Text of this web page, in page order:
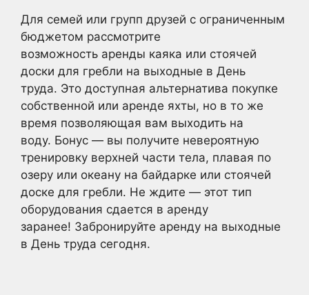
Для семей или групп друзей с ограниченным
бюджетом рассмотрите
возможность аренды каяка или стоячей
доски для гребли на выходные в День
труда. Это доступная альтернатива покупке
собственной или аренде яхты, но в то же
время позволяющая вам выходить на
воду. Бонус — вы получите невероятную
тренировку верхней части тела, плавая по
озеру или океану на байдарке или стоячей
доске для гребли. Не ждите — этот тип
оборудования сдается в аренду
заранее! Забронируйте аренду на выходные
в День труда сегодня.